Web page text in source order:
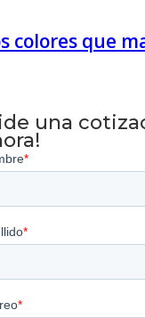
colores que
una